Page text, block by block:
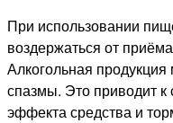
При использовании
воздержаться от
Алкогольная
спазмы. Это приводит к
эффекта средства и